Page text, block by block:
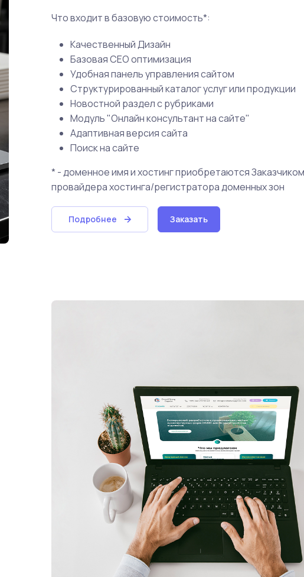
Что входит в базовую стоимость*:
Качественный Дизайн
Базовая СЕО оптимизация
Удобная панель управления сайтом
Структурированный каталог услуг или продукции
Новостной раздел с рубриками
Модуль "Онлайн консультант на сайте"
Адаптивная версия сайта
Поиск на сайте
* - доменное имя и хостинг приобретаются
провайдера хостинга/регистратора доменных зон
Подробнее Заказать